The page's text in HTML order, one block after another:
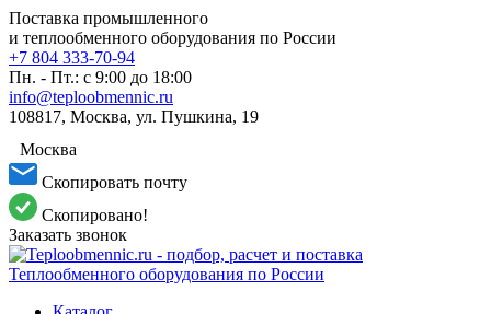
Поставка промышленного
и теплообменного оборудования по России
+7 804 333-70-94
Пн. - Пт.: с 9:00 до 18:00
info@teploobmennic.ru
108817, Москва, ул. Пушкина, 19
Москва
Скопировать почту
Скопировано!
Заказать звонок